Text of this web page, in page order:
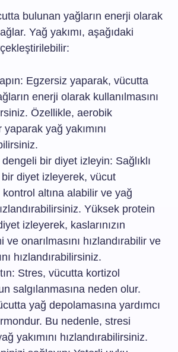
bulunan yağların enerji olarak
Yağ yakımı, aşağıdaki
Egzersiz yaparak, vücutta
enerji olarak kullanılmasını
Özellikle, aerobik
yağ yakımını
dengeli bir diyet izleyin: Sağlıklı
diyet izleyerek, vücut
kontrol altına alabilir ve yağ
Yüksek protein
izleyerek, kaslarınızın
ve onarılmasını hızlandırabilir ve
hızlandırabilirsiniz.
Stres, vücutta kortizol
salgılanmasına neden olur.
yağ depolamasına yardımcı
Bu nedenle, stresi
yakımını hızlandırabilirsiniz.